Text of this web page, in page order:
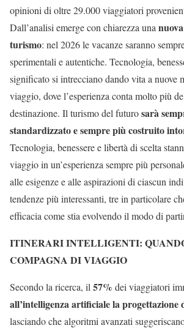
opinioni di oltre 29.000 viaggiatori
Dall’analisi emerge con chiarezza una
turismo: nel 2026 le vacanze saranno
sperimentali e autentiche. Tecnologia,
significato si intrecciano dando vita a nuove
viaggio, dove l’esperienza conta molto più
destinazione. Il turismo del futurosarà
standardizzato e sempre più costruito
Tecnologia, benessere e libertà di scelta
viaggio in un’esperienza sempre più
alle esigenze e alle aspirazioni di ciascun
tendenze più interessanti, tre in particolare
efficacia come stia evolvendo il modo di
ITINERARI INTELLIGENTI:
COMPAGNA DI VIAGGIO
Secondo la ricerca, il 57% dei viaggiatori
all’intelligenza artificiale la
lasciando che algoritmi avanzati